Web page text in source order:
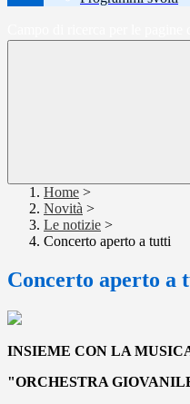
Home >
Novità >
Le notizie >
Concerto aperto a tutti
Concerto aperto a
INSIEME CON LA
"ORCHESTRA